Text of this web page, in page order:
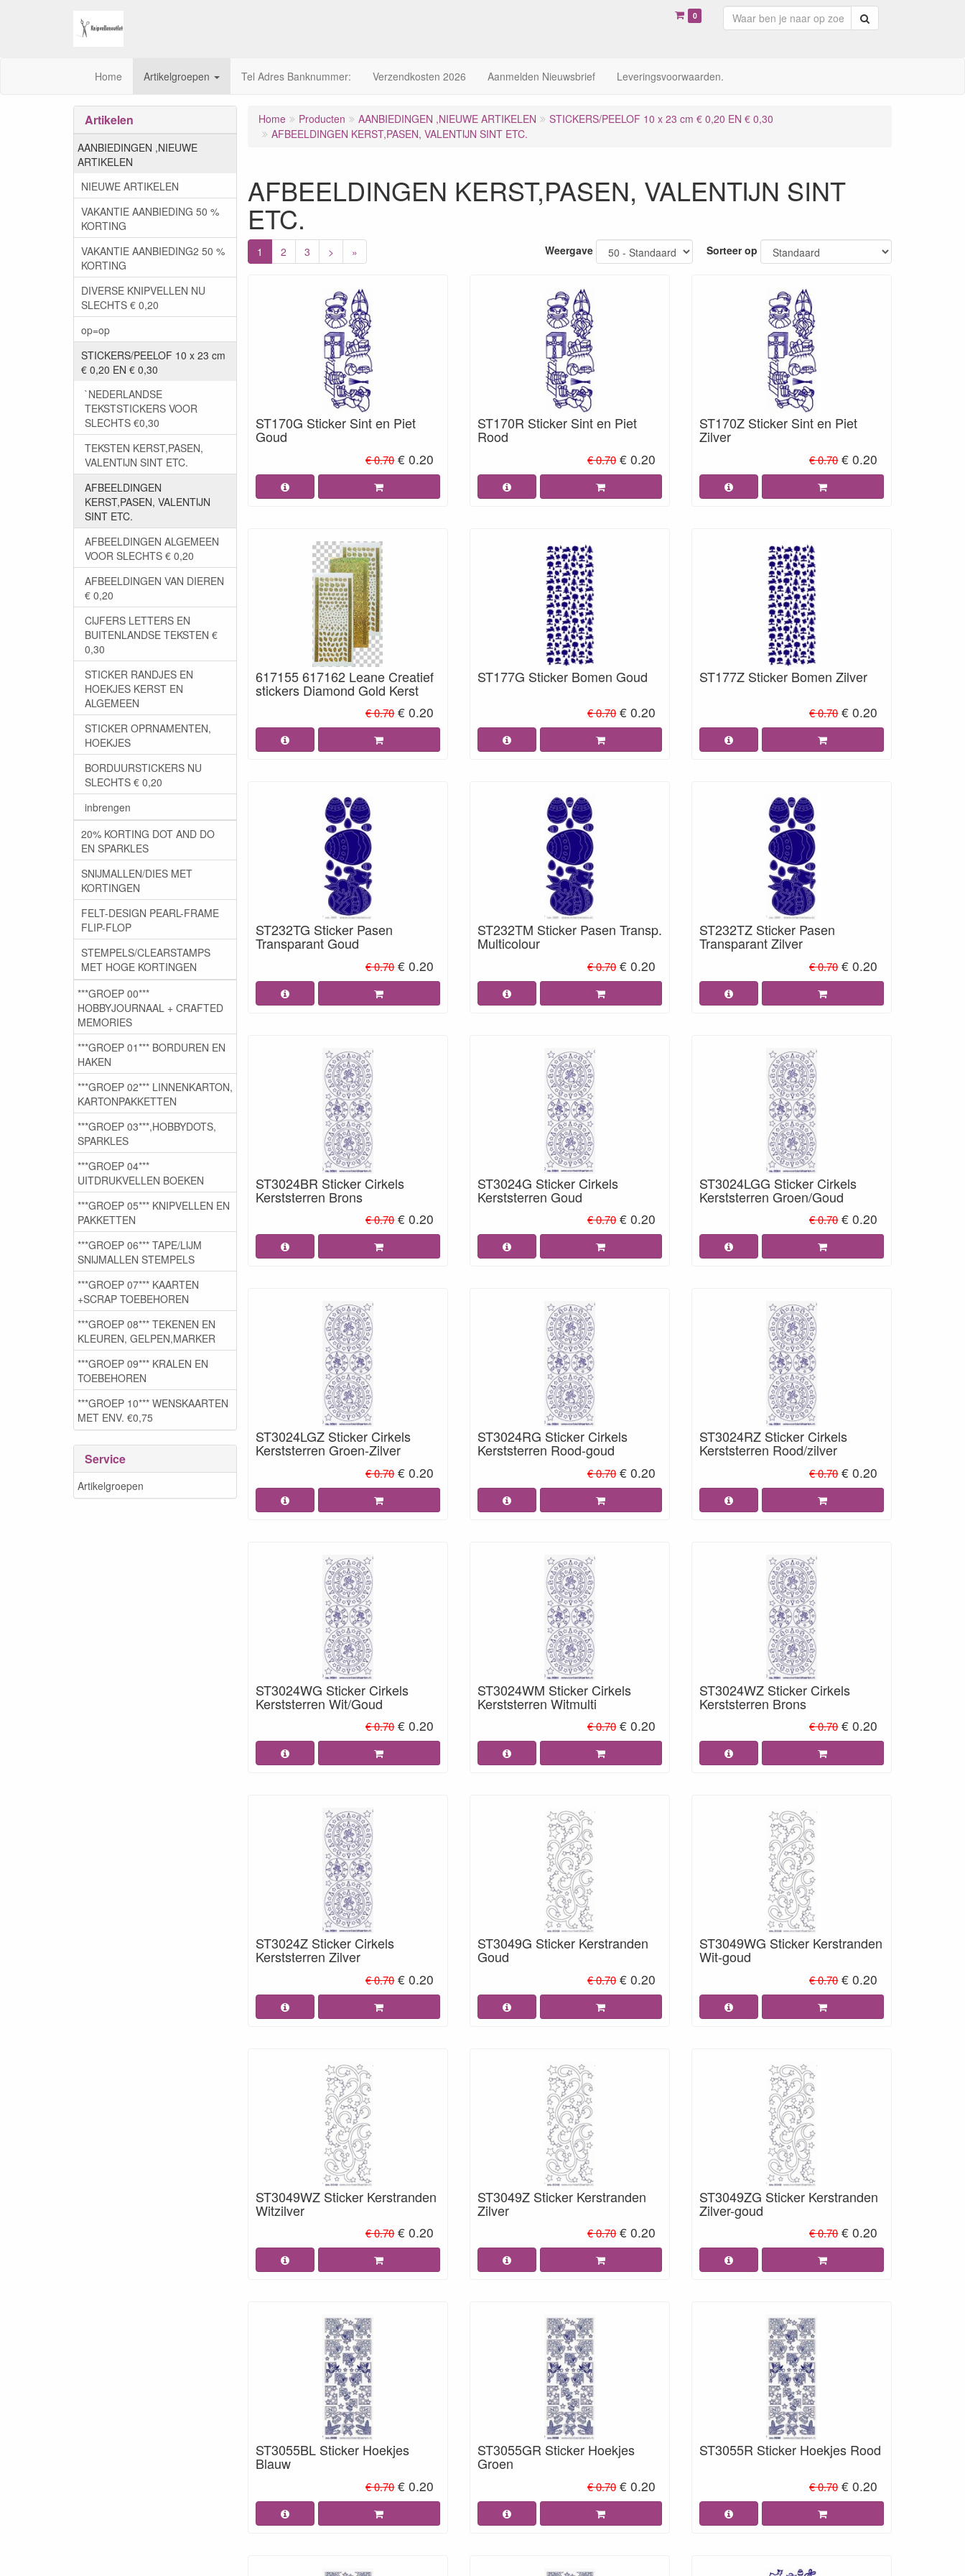
0
Home Artikelgroepen Tel Adres Banknummer: Verzendkosten 2026 Aanmelden Nieuwsbrief Leveringsvoorwaarden.
Home Producten AANBIEDINGEN ,NIEUWE ARTIKELEN
STICKERS/PEELOF 10 x 23 cm € 0,20 EN € 0,30
AFBEELDINGEN KERST,PASEN, VALENTIJN SINT ETC.
AFBEELDINGEN KERST,PASEN, VALENTIJN SINT
ETC.
1 2 3 > » Weergave Sorteer op
ST170G Sticker Sint en Piet
Goud
€ 0.70 € 0.20
ST170R Sticker Sint en Piet
Rood
€ 0.70 € 0.20
ST170Z Sticker Sint en Piet
Zilver
€ 0.70 € 0.20
617155 617162 Leane Creatief
stickers Diamond Gold Kerst
€ 0.70 € 0.20
ST177G Sticker Bomen Goud
€ 0.70 € 0.20
ST177Z Sticker Bomen Zilver
€ 0.70 € 0.20
ST232TG Sticker Pasen
Transparant Goud
€ 0.70 € 0.20
ST232TM Sticker Pasen Transp.
Multicolour
€ 0.70 € 0.20
ST232TZ Sticker Pasen
Transparant Zilver
€ 0.70 € 0.20
ST3024BR Sticker Cirkels
Kerststerren Brons
€ 0.70 € 0.20
ST3024G Sticker Cirkels
Kerststerren Goud
€ 0.70 € 0.20
ST3024LGG Sticker Cirkels
Kerststerren Groen/Goud
€ 0.70 € 0.20
ST3024LGZ Sticker Cirkels
Kerststerren Groen-Zilver
€ 0.70 € 0.20
ST3024RG Sticker Cirkels
Kerststerren Rood-goud
€ 0.70 € 0.20
ST3024RZ Sticker Cirkels
Kerststerren Rood/zilver
€ 0.70 € 0.20
ST3024WG Sticker Cirkels
Kerststerren Wit/Goud
€ 0.70 € 0.20
ST3024WM Sticker Cirkels
Kerststerren Witmulti
€ 0.70 € 0.20
ST3024WZ Sticker Cirkels
Kerststerren Brons
€ 0.70 € 0.20
ST3024Z Sticker Cirkels
Kerststerren Zilver
€ 0.70 € 0.20
ST3049G Sticker Kerstranden
Goud
€ 0.70 € 0.20
ST3049WG Sticker Kerstranden
Wit-goud
€ 0.70 € 0.20
ST3049WZ Sticker Kerstranden
Witzilver
€ 0.70 € 0.20
ST3049Z Sticker Kerstranden
Zilver
€ 0.70 € 0.20
ST3049ZG Sticker Kerstranden
Zilver-goud
€ 0.70 € 0.20
ST3055BL Sticker Hoekjes
Blauw
€ 0.70 € 0.20
ST3055GR Sticker Hoekjes
Groen
€ 0.70 € 0.20
ST3055R Sticker Hoekjes Rood
€ 0.70 € 0.20
Artikelen
AANBIEDINGEN ,NIEUWE
ARTIKELEN
NIEUWE ARTIKELEN
VAKANTIE AANBIEDING 50 %
KORTING
VAKANTIE AANBIEDING2 50 %
KORTING
DIVERSE KNIPVELLEN NU
SLECHTS € 0,20
op=op
STICKERS/PEELOF 10 x 23 cm
€ 0,20 EN € 0,30
`NEDERLANDSE
TEKSTSTICKERS VOOR
SLECHTS €0,30
TEKSTEN KERST,PASEN,
VALENTIJN SINT ETC.
AFBEELDINGEN
KERST,PASEN, VALENTIJN
SINT ETC.
AFBEELDINGEN ALGEMEEN
VOOR SLECHTS € 0,20
AFBEELDINGEN VAN DIEREN
€ 0,20
CIJFERS LETTERS EN
BUITENLANDSE TEKSTEN €
0,30
STICKER RANDJES EN
HOEKJES KERST EN
ALGEMEEN
STICKER OPRNAMENTEN,
HOEKJES
BORDUURSTICKERS NU
SLECHTS € 0,20
inbrengen
20% KORTING DOT AND DO
EN SPARKLES
SNIJMALLEN/DIES MET
KORTINGEN
FELT-DESIGN PEARL-FRAME
FLIP-FLOP
STEMPELS/CLEARSTAMPS
MET HOGE KORTINGEN
***GROEP 00***
HOBBYJOURNAAL + CRAFTED
MEMORIES
***GROEP 01*** BORDUREN EN
HAKEN
***GROEP 02*** LINNENKARTON,
KARTONPAKKETTEN
***GROEP 03***,HOBBYDOTS,
SPARKLES
***GROEP 04***
UITDRUKVELLEN BOEKEN
***GROEP 05*** KNIPVELLEN EN
PAKKETTEN
***GROEP 06*** TAPE/LIJM
SNIJMALLEN STEMPELS
***GROEP 07*** KAARTEN
+SCRAP TOEBEHOREN
***GROEP 08*** TEKENEN EN
KLEUREN, GELPEN,MARKER
***GROEP 09*** KRALEN EN
TOEBEHOREN
***GROEP 10*** WENSKAARTEN
MET ENV. €0,75
Service
Artikelgroepen